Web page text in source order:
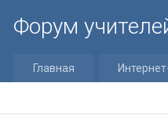
Форум
Главная